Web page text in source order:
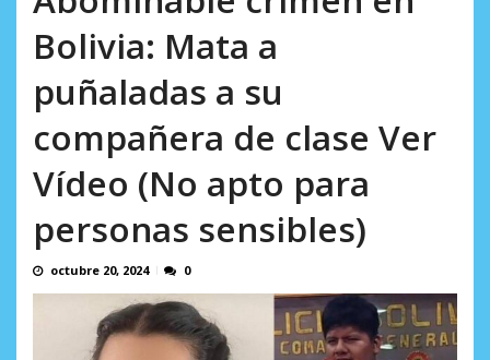
Bolivia: Mata a
puñaladas a su
compañera de clase Ver
Vídeo (No apto para
personas sensibles)
octubre 20, 2024 0